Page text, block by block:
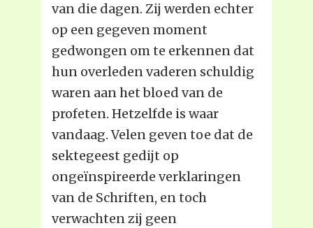
van die dagen. Zij werden echter
op een gegeven moment
gedwongen om te erkennen dat
hun overleden vaderen schuldig
waren aan het bloed van de
profeten. Hetzelfde is waar
vandaag. Velen geven toe dat de
sektegeest gedijt op
ongeïnspireerde verklaringen
van de Schriften, en toch
verwachten zij geen